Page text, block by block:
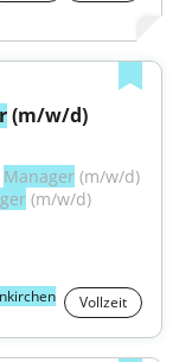
(m/w/d)
Manager (m/w/d)
(m/w/d)
Vollzeit